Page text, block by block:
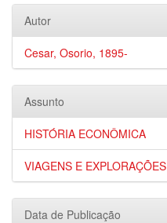
Autor
Cesar, Osorio, 1895-
Assunto
HISTÓRIA ECONÔMICA
VIAGENS E EXPLORAÇÕES
Data de Publicação